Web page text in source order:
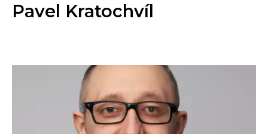
Pavel Kratochvíl